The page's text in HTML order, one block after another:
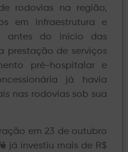
rodovias na região,
em infraestrutura e
antes do início das
prestação de serviços
pré-hospitalar e
já havia
nas rodovias sob sua
em 23 de outubro
já investiu mais de R$